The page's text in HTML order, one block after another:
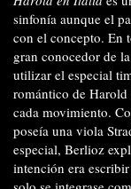
sinfonía aunque el
con el concepto. En
gran conocedor de
utilizar el especial
romántico de Harold
cada movimiento.
poseía una viola
especial, Berlioz
intención era